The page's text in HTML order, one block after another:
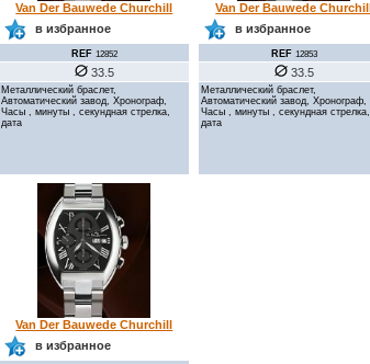
Van Der Bauwede Churchill
в избранное
REF 12852
33.5
Металлический браслет,
Автоматический завод, Хронограф,
Часы , минуты , секундная стрелка,
дата
Van Der Bauwede Churchill
в избранное
REF 12853
33.5
Металлический браслет,
Автоматический завод, Хронограф,
Часы , минуты , секундная стрелка,
дата
Van Der Bauwede Churchill
в избранное